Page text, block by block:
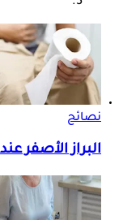
نصائح
البراز الأصفر